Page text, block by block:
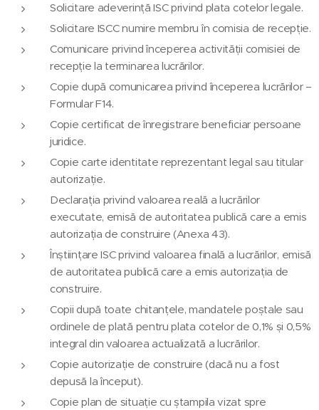
Solicitare adeverință ISC privind plata cotelor legale.
Solicitare ISCC numire membru în comisia de recepție.
Comunicare privind începerea activității comisiei de
recepție la terminarea lucrărilor.
Copie după comunicarea privind începerea lucrărilor –
Formular F14.
Copie certificat de înregistrare beneficiar persoane
juridice.
Copie carte identitate reprezentant legal sau titular
autorizație.
Declarația privind valoarea reală a lucrărilor
executate, emisă de autoritatea publică care a emis
autorizația de construire (Anexa 43).
Înștiințare ISC privind valoarea finală a lucrărilor, emisă
de autoritatea publică care a emis autorizația de
construire.
Copii după toate chitanțele, mandatele poștale sau
ordinele de plată pentru plata cotelor de 0,1% și 0,5%
integral din valoarea actualizată a lucrărilor.
Copie autorizație de construire (dacă nu a fost
depusă la început).
Copie plan de situație cu ștampila vizat spre